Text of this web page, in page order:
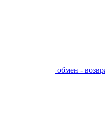
обмен -